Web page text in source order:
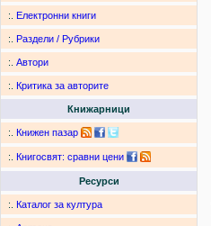
:. Електронни книги
:. Раздели / Рубрики
:. Автори
:. Критика за авторите
Книжарници
:. Книжен пазар
:. Книгосвят: сравни цени
Ресурси
:. Каталог за култура